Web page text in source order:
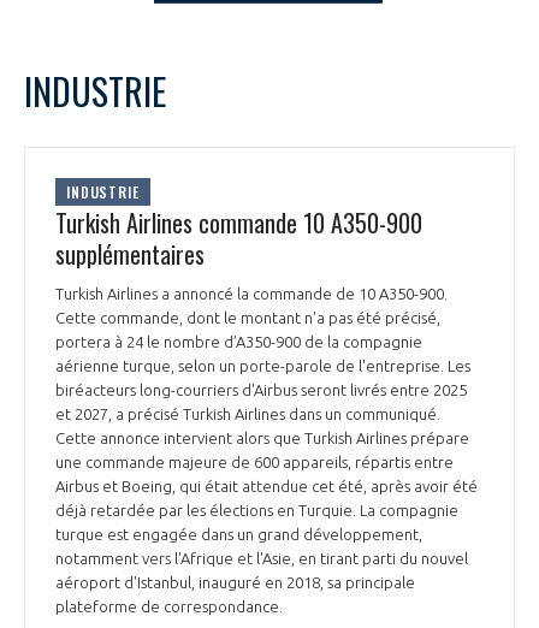
LE GIFAS
NOTRE VISION
NOS MISSIONS
NOTRE HISTOIRE
ORGANISATION
LE CONSEIL DU GIFAS
L’ÉQUIPE DU GIFAS
NOS RÉSEAUX À L'INTERNATIONAL
FONCTIONNEMENT
GEADS
COMITÉ AERO PME
STARTAIR
COMMISSIONS ET COMITÉS
ACCOMPAGNEMENT DE NOS ADHÉRENTS
LES PROGRAMMES DU GIFAS
UN ÉCOSYSTÈME INTÉGRÉ ET COHÉRENT
POURQUOI DEVENIR MEMBRE ?
LA MÉDIATION
LA MÉDIATION DANS LA FILIÈRE AÉRONAUTIQUE ET SPATIALE
LE MÉDIATEUR DE LA FILIÈRE AÉRONAUTIQUE ET SPATIALE
LE SALON DU BOURGET
L'OBSERVATOIRE
L
1 2
3
11
14 15 16
INDUSTRIE
INDUSTRIE
Turkish Airlines commande 10 A350-900
supplémentaires
Turkish Airlines a annoncé la commande de 10 A350-900.
Cette commande, dont le montant n'a pas été précisé,
portera à 24 le nombre d’A350-900 de la compagnie
aérienne turque, selon un porte-parole de l'entreprise. Les
biréacteurs long-courriers d'Airbus seront livrés entre 2025
et 2027, a précisé Turkish Airlines dans un communiqué.
Cette annonce intervient alors que Turkish Airlines prépare
une commande majeure de 600 appareils, répartis entre
Airbus et Boeing, qui était attendue cet été, après avoir été
déjà retardée par les élections en Turquie. La compagnie
turque est engagée dans un grand développement,
notamment vers l'Afrique et l'Asie, en tirant parti du nouvel
aéroport d'Istanbul, inauguré en 2018, sa principale
plateforme de correspondance.
votre réseau au sein d’un écosystème intégré et
Découvrez les avantages d'adhérer au GIFAS.
Rencontres, salons, données sectorielles,
programmes ...
DEMANDE D’ADHÉSION
OUI NON